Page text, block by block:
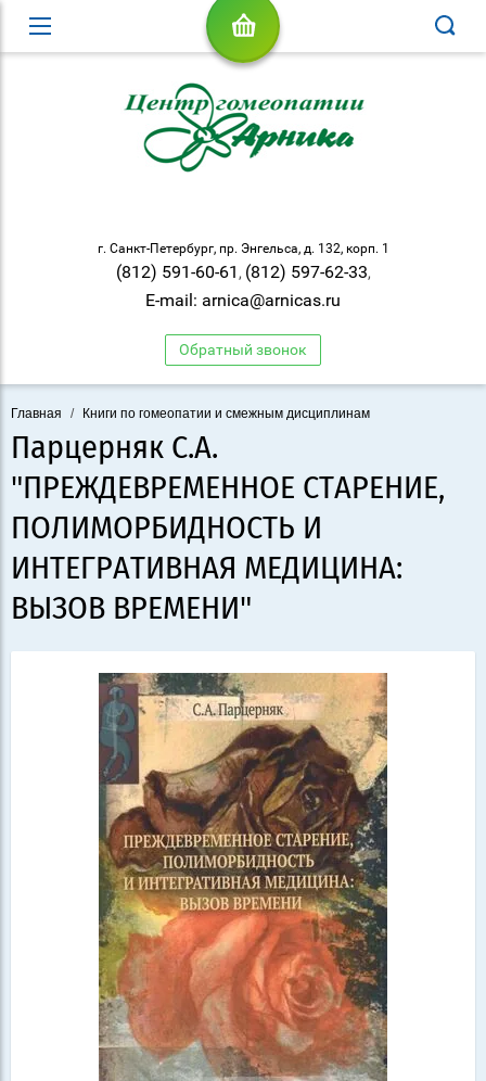
г. Санкт-Петербург, пр. Энгельса, д. 132, корп. 1
(812) 591-60-61 , (812) 597-62-33,
E-mail: arnica@arnicas.ru
Обратный звонок
Главная / Книги по гомеопатии и смежным дисциплинам
Парцерняк С.А.
"ПРЕЖДЕВРЕМЕННОЕ СТАРЕНИЕ,
ПОЛИМОРБИДНОСТЬ И
ИНТЕГРАТИВНАЯ МЕДИЦИНА:
ВЫЗОВ ВРЕМЕНИ"